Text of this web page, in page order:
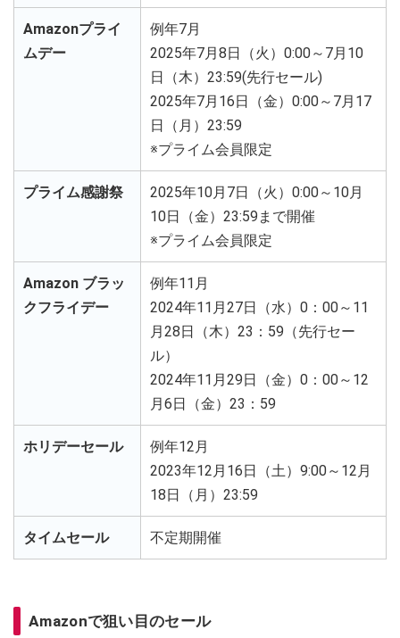
Amazonプライ
ムデー
例年7月
2025年7月8日（火）0:00～7月10
日（木）23:59(先行セール)
2025年7月16日（金）0:00～7月17
日（月）23:59
※プライム会員限定
プライム感謝祭
2025年10月7日（火）0:00～10月
10日（金）23:59まで開催
※プライム会員限定
Amazon ブラッ
クフライデー
例年11月
2024年11月27日（水）0：00～11
月28日（木）23：59（先行セー
ル）
2024年11月29日（金）0：00～12
月6日（金）23：59
ホリデーセール
例年12月
2023年12月16日（土）9:00～12月
18日（月）23:59
タイムセール 不定期開催
Amazonで狙い目のセール